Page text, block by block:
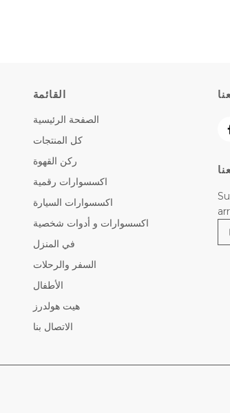
القائمة
الصفحة الرئيسية
كل المنتجات
ركن القهوة
اكسسوارات رقمية
اكسسوارات السيارة
اكسسوارات و أدوات شخصية
في المنزل
السفر والرحلات
الأطفال
هيت هولدرز
الاتصال بنا